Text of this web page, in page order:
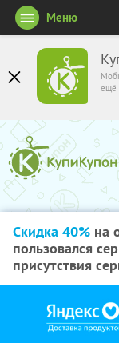
ещё
Меню
Скидка 40% на
пользовался
присутствия